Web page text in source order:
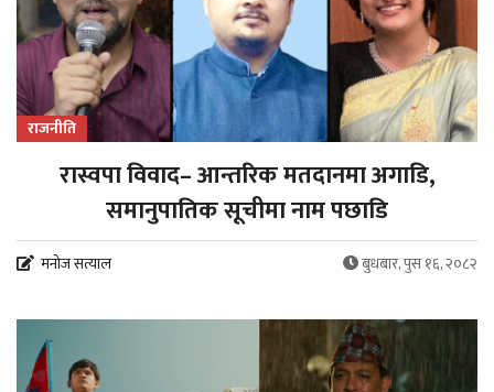
राजनीति
रास्वपा विवाद– आन्तरिक मतदानमा अगाडि,
समानुपातिक सूचीमा नाम पछाडि
मनोज सत्याल बुधबार, पुस १६, २०८२